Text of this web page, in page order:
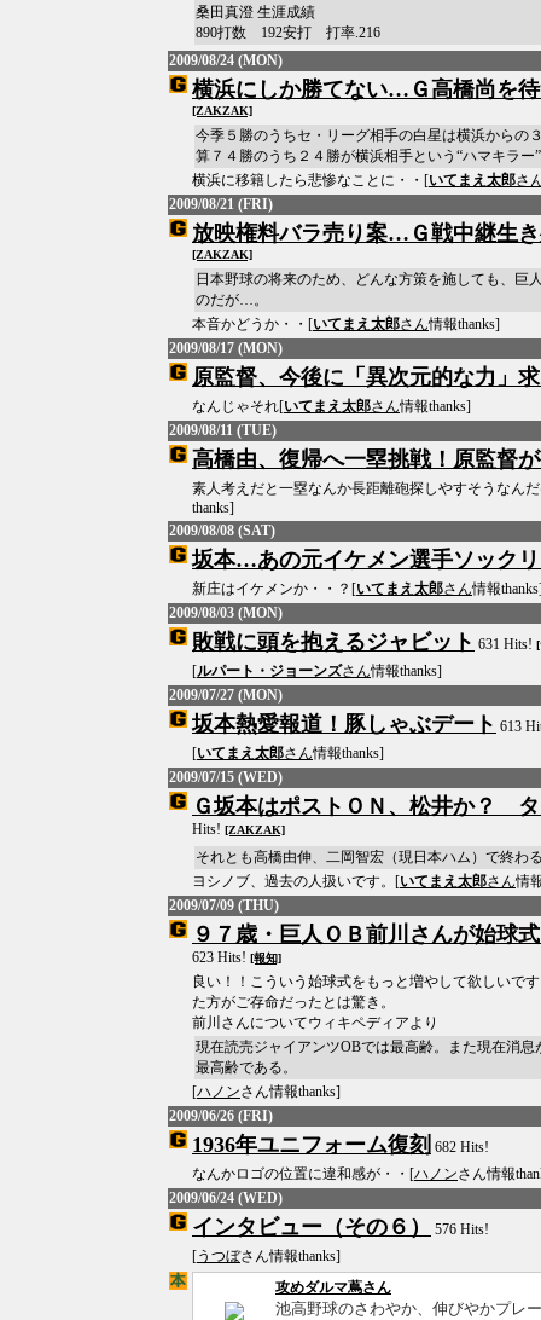
桑田真澄 生涯成績
890打数 192安打 打率.216
2009/08/24 (MON)
横浜にしか勝てない…Ｇ高橋尚を
[ZAKZAK]
今季５勝のうちセ・リーグ相手の白星は横浜からの
算７４勝のうち２４勝が横浜相手という“ハマキラー”
横浜に移籍したら悲惨なことに・・[いてまえ太郎さ
2009/08/21 (FRI)
放映権料バラ売り案…Ｇ戦中継生
[ZAKZAK]
日本野球の将来のため、どんな方策を施しても、巨
のだが…。
本音かどうか・・[いてまえ太郎さん情報thanks]
2009/08/17 (MON)
原監督、今後に「異次元的な力」
なんじゃそれ[いてまえ太郎さん情報thanks]
2009/08/11 (TUE)
高橋由、復帰へ一塁挑戦！原監督
素人考えだと一塁なんか長距離砲探しやすそうなん
thanks]
2009/08/08 (SAT)
坂本…あの元イケメン選手ソック
新庄はイケメンか・・？[いてまえ太郎さん情報
2009/08/03 (MON)
敗戦に頭を抱えるジャビット 631 Hits!
[ルパート・ジョーンズさん情報thanks]
2009/07/27 (MON)
坂本熱愛報道！豚しゃぶデート 613
[いてまえ太郎さん情報thanks]
2009/07/15 (WED)
Ｇ坂本はポストＯＮ、松井か？
Hits! [ZAKZAK]
それとも高橋由伸、二岡智宏（現日本ハム）で終わ
ヨシノブ、過去の人扱いです。[いてまえ太郎さん情
2009/07/09 (THU)
９７歳・巨人ＯＢ前川さんが始球
623 Hits! [報知]
良い！！こういう始球式をもっと増やして欲しいで
た方がご存命だったとは驚き。
前川さんについてウィキペディアより
現在読売ジャイアンツOBでは最高齢。また現在消
最高齢である。
[ハノンさん情報thanks]
2009/06/26 (FRI)
1936年ユニフォーム復刻 682 Hits!
なんかロゴの位置に違和感が・・[ハノンさん情報
2009/06/24 (WED)
インタビュー（その６）
576 Hits!
[うつぼさん情報thanks]
攻めダルマ蔦さん
池高野球のさわやか、伸びやかプレ